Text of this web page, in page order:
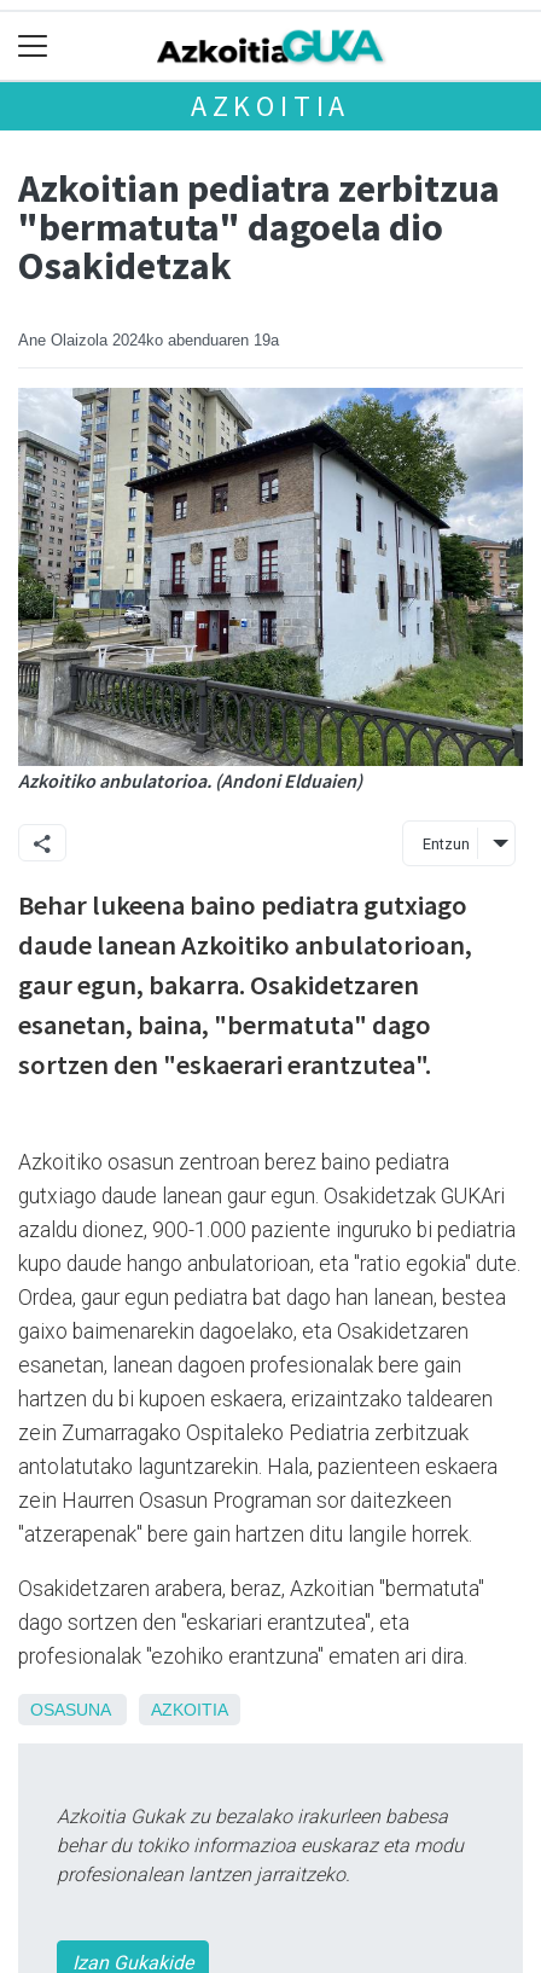
AZKOITIA
Azkoitian pediatra zerbitzua
"bermatuta" dagoela dio
Osakidetzak
Ane Olaizola 2024ko abenduaren 19a
Azkoitiko anbulatorioa. (Andoni Elduaien)
Entzun
Behar lukeena baino pediatra gutxiago
daude lanean Azkoitiko anbulatorioan,
gaur egun, bakarra. Osakidetzaren
esanetan, baina, "bermatuta" dago
sortzen den "eskaerari erantzutea".
Azkoitiko osasun zentroan berez baino pediatra
gutxiago daude lanean gaur egun. Osakidetzak GUKAri
azaldu dionez, 900-1.000 paziente inguruko bi pediatria
kupo daude hango anbulatorioan, eta "ratio egokia" dute.
Ordea, gaur egun pediatra bat dago han lanean, bestea
gaixo baimenarekin dagoelako, eta Osakidetzaren
esanetan, lanean dagoen profesionalak bere gain
hartzen du bi kupoen eskaera, erizaintzako taldearen
zein Zumarragako Ospitaleko Pediatria zerbitzuak
antolatutako laguntzarekin. Hala, pazienteen eskaera
zein Haurren Osasun Programan sor daitezkeen
"atzerapenak" bere gain hartzen ditu langile horrek.
Osakidetzaren arabera, beraz, Azkoitian "bermatuta"
dago sortzen den "eskariari erantzutea", eta
profesionalak "ezohiko erantzuna" ematen ari dira.
OSASUNA AZKOITIA
Azkoitia Gukak zu bezalako irakurleen babesa
behar du tokiko informazioa euskaraz eta modu
profesionalean lantzen jarraitzeko.
Izan Gukakide